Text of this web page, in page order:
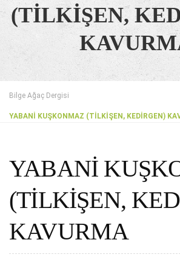
(TİLKİŞEN,
Bilge Ağaç Dergisi
YABANİ KUŞKONMAZ (TİLKİŞEN, KEDİRGEN)
YABANİ
(TİLKİŞEN,
KAVURMA